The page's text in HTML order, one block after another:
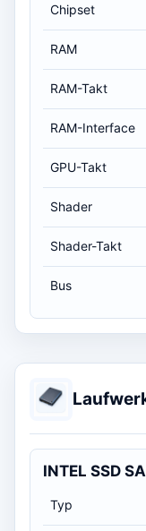
Chipset
RAM
RAM-Takt
RAM-Interface
GPU-Takt
Shader
Shader-Takt
Bus
INTEL SSD
Typ